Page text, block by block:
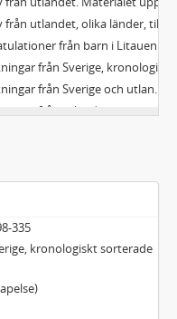
olika länder, till 90-årsdagen. Osorterat i lådor.
från barn i Litauen. Oöppnade försändelser.
från Sverige, kronologiskt ordnade
från Sverige och utlandet
från utlandet
- Finland, Italien, Nederländerna
länder, men främst från Sverige. Osorterade.
verk
335
kronologiskt sorterade